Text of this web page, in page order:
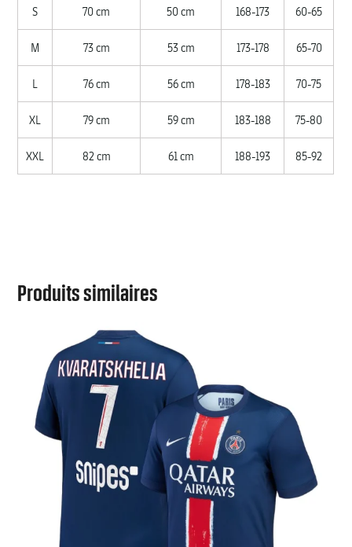
S 70 cm 50 cm 168-173 60-65
M 73 cm 53 cm 173-178 65-70
L 76 cm 56 cm 178-183 70-75
XL 79 cm 59 cm 183-188 75-80
XXL 82 cm 61 cm 188-193 85-92
Produits similaires